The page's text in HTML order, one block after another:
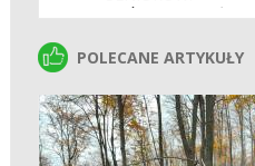
TRÓJBOJEM
POLECANE ARTYKUŁY
POLECANE ARTYKUŁY